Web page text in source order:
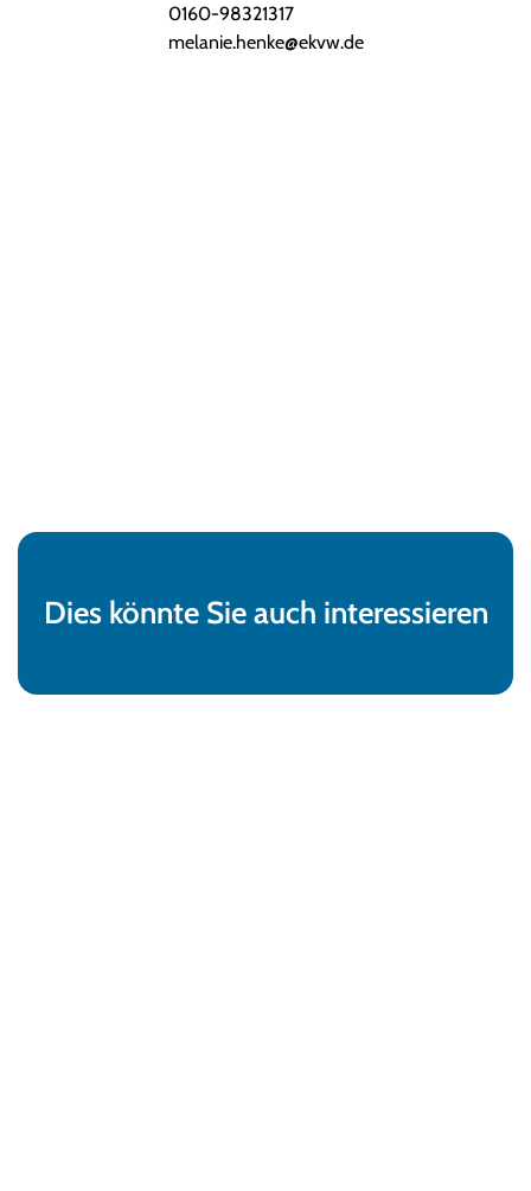
0160-98321317
melanie.henke@ekvw.de
Dies könnte Sie auch interessieren